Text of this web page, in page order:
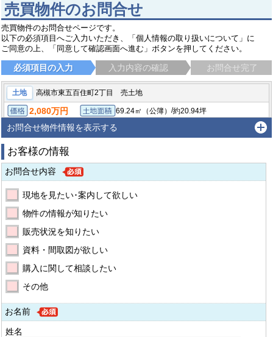
売買物件のお問合せ
売買物件のお問合せページです。
以下の必須項目へご入力いただき、「個人情報の取り扱いについて」に
ご同意の上、「同意して確認画面へ進む」ボタンを押してください。
必須項目の入力 入力内容の確認 お問合せ完了
土地 高槻市東五百住町2丁目 売土地
価格
2,080万円 土地面積
69.24㎡（公簿）/約20.94坪
高槻市東五百住町２丁目東海道・山陽本線 摂津富田駅 徒歩19分
お問合せ物件情報を表示する
お客様の情報
お問合せ内容
現地を見たい･案内して欲しい
物件の情報が知りたい
販売状況を知りたい
資料・間取図が欲しい
購入に関して相談したい
その他
お名前
姓名